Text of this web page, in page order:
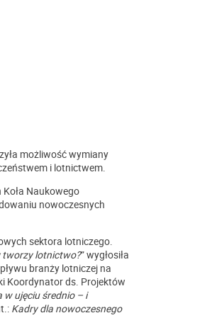
możliwość wymiany
i lotnictwem.
Naukowego
nowoczesnych
sektora lotniczego.
tworzy lotnictwo?” wygłosiła
branży lotniczej na
Koordynator ds. Projektów
ujęciu średnio – i
Kadry dla nowoczesnego